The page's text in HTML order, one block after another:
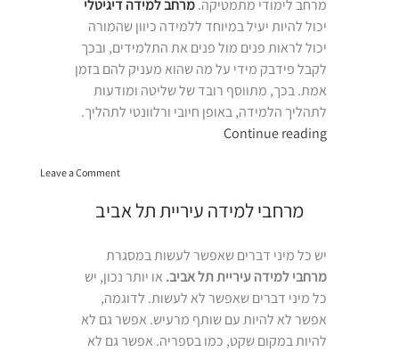
מרחב לימודי מתמטיקה. מרחב למידה דיגיטלי
יכול להיות יעיל במיוחד ללמידה כיוון שהמורה
יכול לראות פנים מול פנים את התלמידים, ובכך
לקבל פידבק מידי על מה שהוא מעניק להם בזמן
אמת. בכך, מתווסף רובד של שליטה ומודעות
לתהליך הלמידה, באופן חיובי ורלוונטי לתהליך.
Continue reading“מרחב
Leave a Commenton
לימודי
מתמטיקה
מרחבי למידה עיריית תל אביב
יש כל מיני דברים שאפשר לעשות במסגרת
מרחבי למידה עיריית תל אביב. או יותר נכון, יש
כל מיני דברים שאפשר לא לעשות. לדוגמה,
אפשר לא להיות עם שותף מרעיש. אפשר גם לא
להיות במקום שקט, כמו בספריה. אפשר גם לא